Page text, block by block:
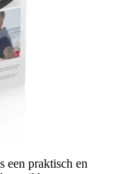
praktisch en